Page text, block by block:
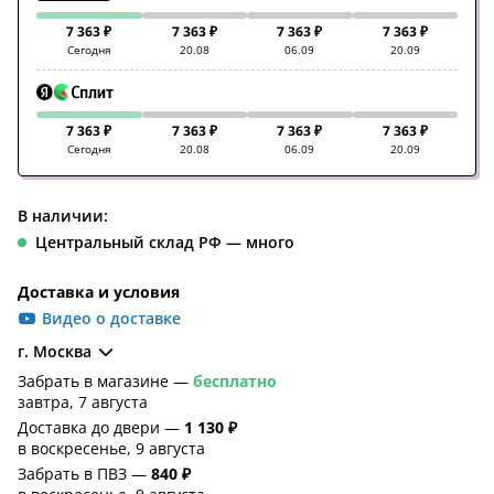
7 363 ₽
Сегодня
7 363 ₽
20.08
7 363 ₽
06.09
7 363 ₽
20.09
7 363 ₽
Сегодня
7 363 ₽
20.08
7 363 ₽
06.09
7 363 ₽
20.09
В наличии:
Центральный склад РФ — много
Доставка и условия
Видео о доставке
г. Москва
Забрать в магазине — бесплатно
завтра, 7 августа
Доставка до двери — 1 130 ₽
в воскресенье, 9 августа
Забрать в ПВЗ — 840 ₽